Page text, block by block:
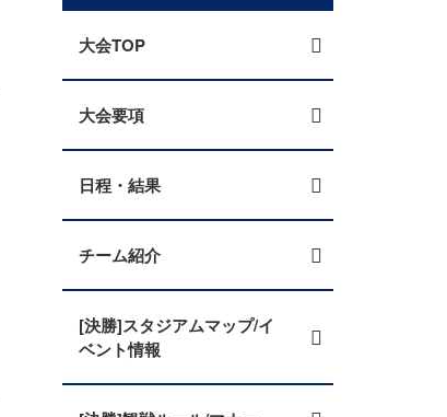
大会TOP
大会要項
日程・結果
チーム紹介
[決勝]スタジアムマップ/イ
ベント情報